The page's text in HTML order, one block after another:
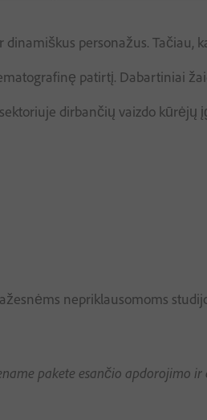
personažus.
patirtį. Dabartiniai
dirbančių vaizdo
nepriklausomoms
pakete esančio